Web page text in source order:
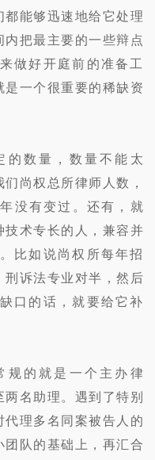
能够迅速地给它处理
把最主要的一些辩点
做好开庭前的准备工
一个很重要的稀缺资
的数量，数量不能太
尚权总所律师人数，
没有变过。还有，就
技术专长的人，兼容并
比如说尚权所每年招
刑诉法专业对半，然后
口的话，就要给它补
规的就是一个主办律
名助理。遇到了特别
理多名同案被告人的
队的基础上，再汇合